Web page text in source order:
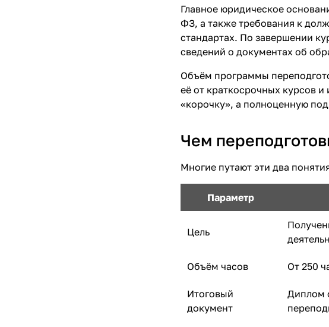
Главное юридическое
ФЗ, а также требования к
стандартах. По завершении
сведений о документах об
Объём программы
её от краткосрочных курсов
«корочку», а полноценную
Чем
Многие путают эти два
Параметр
Цель
Объём часов От 250
Итоговый
документ
Диплом